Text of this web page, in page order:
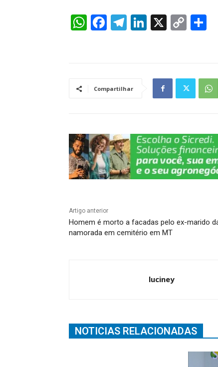
W
A
F
b
k
T
a
Li
n
X
C
Li
n
Compartilhar
Artigo anterior
Homem é morto a facadas pelo ex-marido
namorada em cemitério em MT
luciney
NOTICIAS RELACIONADAS